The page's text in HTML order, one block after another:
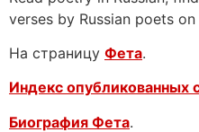
verses by Russian poets
На страницу Фета.
Индекс опубликованных
Биография Фета.